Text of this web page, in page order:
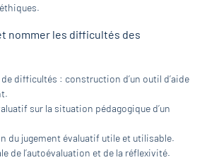
nommer les difficultés des
difficultés : construction d’un outil d’aide
sur la situation pédagogique d’un
du jugement évaluatif utile et utilisable.
de l’autoévaluation et de la réflexivité.